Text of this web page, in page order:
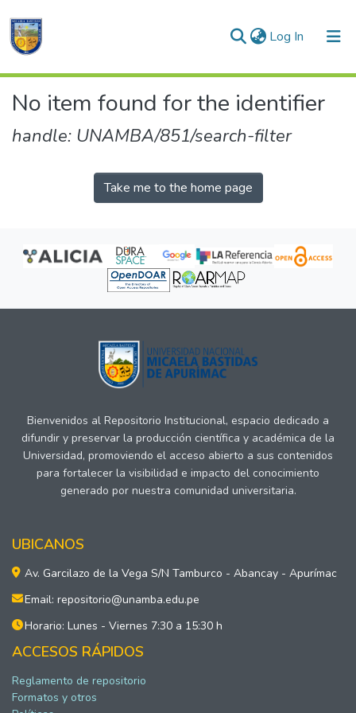
Log In (current)
Communities & Collections
No item found for the identifier
handle: UNAMBA/851/search-filter
Take me to the home page
Bienvenidos al Repositorio Institucional, espacio dedicado a
difundir y preservar la producción científica y académica de la
Universidad, promoviendo el acceso abierto a sus contenidos
para fortalecer la visibilidad e impacto del conocimiento
generado por nuestra comunidad universitaria.
UBICANOS
Av. Garcilazo de la Vega S/N Tamburco - Abancay - Apurímac
Email: repositorio@unamba.edu.pe
Horario: Lunes - Viernes 7:30 a 15:30 h
ACCESOS RÁPIDOS
Reglamento de repositorio
Formatos y otros